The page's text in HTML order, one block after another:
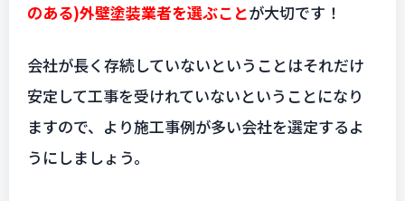
のある)外壁塗装業者を選ぶことが大切です！
会社が長く存続していないということはそれだけ
安定して工事を受けれていないということになり
ますので、より施工事例が多い会社を選定するよ
うにしましょう。